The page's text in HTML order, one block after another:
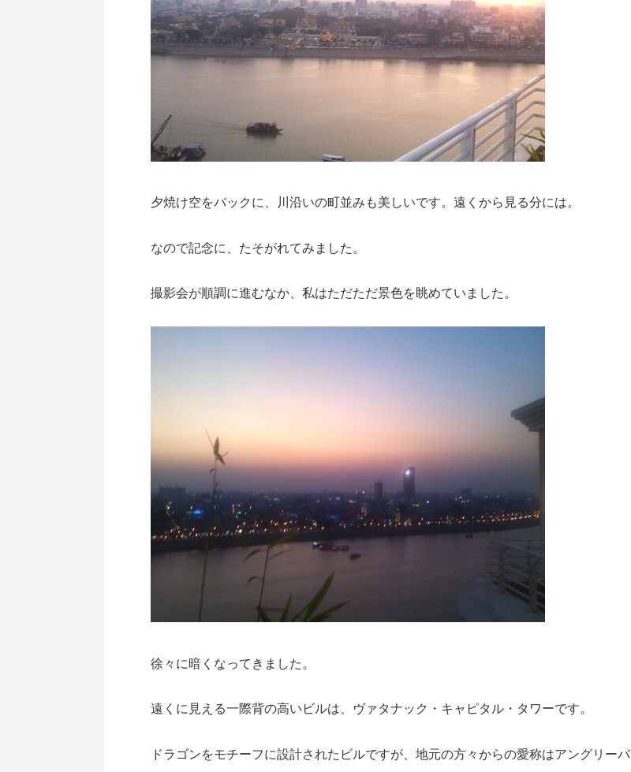
夕焼け空をバックに、川沿いの町並みも美しいです。遠くから見る分には。
なので記念に、たそがれてみました。
撮影会が順調に進むなか、私はただただ景色を眺めていました。
徐々に暗くなってきました。
遠くに見える一際背の高いビルは、ヴァタナック・キャピタル・タワーです。
ドラゴンをモチーフに設計されたビルですが、地元の方々からの愛称はアングリーバ